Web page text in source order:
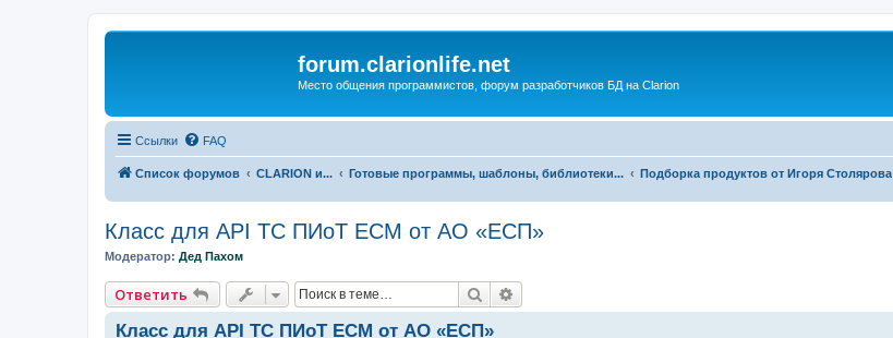
forum.clarionlife.net
Место общения программистов, форум разработчиков БД на Clarion
Ссылки FAQ
Список форумов CLARION и... Готовые программы, шаблоны, библиотеки... Подборка продуктов от Игоря Столярова
Класс для API ТС ПИоТ ЕСМ от АО «ЕСП»
Модератор: Дед Пахом
Ответить Поиск
Класс для API ТС ПИоТ ЕСМ от АО «ЕСП»